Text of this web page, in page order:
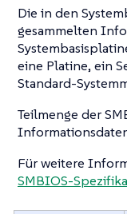
Die in den
gesammelten
eine Platine, ein
Standard-
Teilmenge der
Für weitere
SMBIOS-